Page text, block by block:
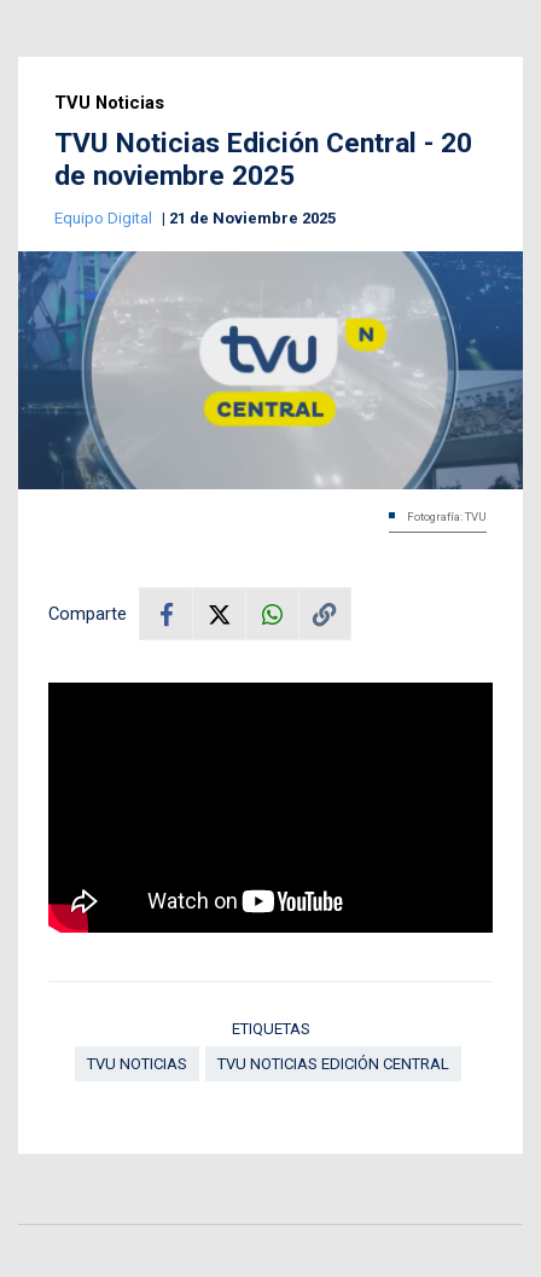
TVU Noticias
TVU Noticias Edición Central - 20
de noviembre 2025
Equipo Digital 21 de Noviembre 2025
Fotografía: TVU
Comparte
ETIQUETAS
TVU NOTICIAS
TVU NOTICIAS EDICIÓN CENTRAL